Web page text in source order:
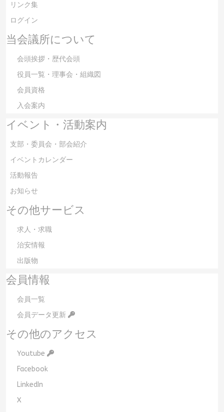
リンク集
ログイン
当会議所について
会頭挨拶・歴代会頭
役員一覧・理事会・組織図
会員資格
入会案内
イベント・活動案内
支部・委員会・部会紹介
イベントカレンダー
活動報告
お知らせ
その他サービス
求人・求職
治安情報
出版物
会員情報
会員一覧
会員データ更新
その他のアクセス
Youtube
Facebook
LinkedIn
X